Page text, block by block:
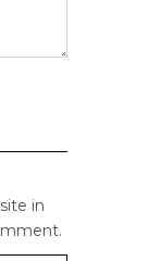
in